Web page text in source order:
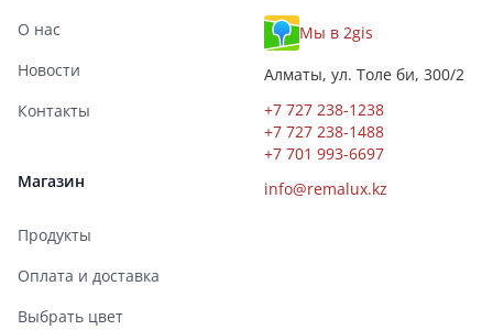
О нас
Новости
Контакты
Магазин
Продукты
Оплата и доставка
Выбрать цвет
Мы в 2gis
Алматы, ул. Толе би, 300/2
+7 727 238-1238
+7 727 238-1488
+7 701 993-6697
info@remalux.kz